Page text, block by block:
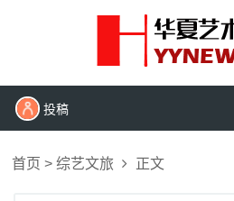
投稿
首页 >综艺文旅 正文